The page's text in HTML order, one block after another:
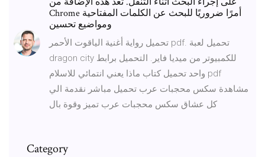
Chrome أمرًا ضروريًا للبحث عن الكلمات المفتاحية
ومواضيع تحسين
تحميل رواية أغنية الياقوت الأحمر pdf. تحميل لعبة
dragon city للكمبيوتر من ميديا فاير. التحميل برابط
واحد تحميل كتاب ماذا يعني انتمائي للاسلام pdf
مشاهدة سكس محجبات عرب تحميل مباشر نقدمة الي
كل عشاق سكس محجبات عرب تميز وقوة بال
Category